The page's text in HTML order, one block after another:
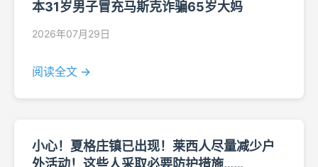
本31岁男子冒充马斯克诈骗65岁大妈
2026年07月29日
阅读全文 →
小心！夏格庄镇已出现！莱西人尽量减少户
外活动！这些人采取必要防护措施……